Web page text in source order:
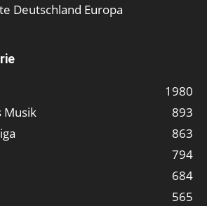
Deutschland Europa
1980
Musik
893
863
794
684
565